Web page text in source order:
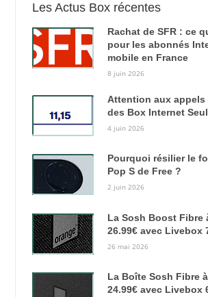
Les Actus Box récentes
Rachat de SFR : ce
pour les abonnés
mobile en France
8 juin 2026
Attention aux
des Box Internet Seul
4 juin 2026
Pourquoi résilier le
Pop S de Free ?
2 juin 2026
La Sosh Boost Fibre
26.99€ avec Livebox
26 mai 2026
La Boîte Sosh Fibre
24.99€ avec Livebox